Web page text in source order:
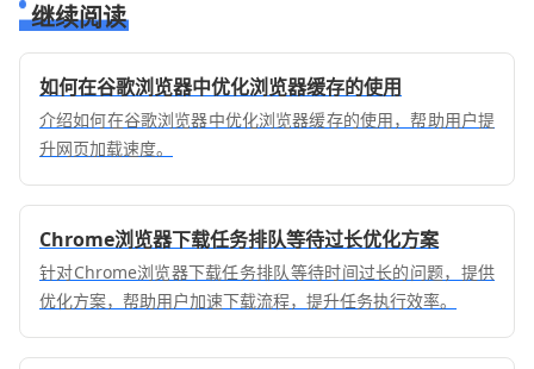
继续阅读
如何在谷歌浏览器中优化浏览器缓存的使用
介绍如何在谷歌浏览器中优化浏览器缓存的使用，帮助用户提
升网页加载速度。
Chrome浏览器下载任务排队等待过长优化方案
针对Chrome浏览器下载任务排队等待时间过长的问题，提供
优化方案，帮助用户加速下载流程，提升任务执行效率。